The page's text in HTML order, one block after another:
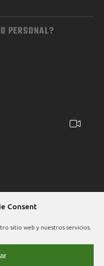
Consent
sitio web y nuestros servicios.
PERSONAL?